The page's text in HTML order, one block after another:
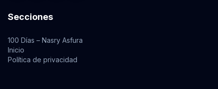
Secciones
100 Días – Nasry Asfura
Inicio
Política de privacidad